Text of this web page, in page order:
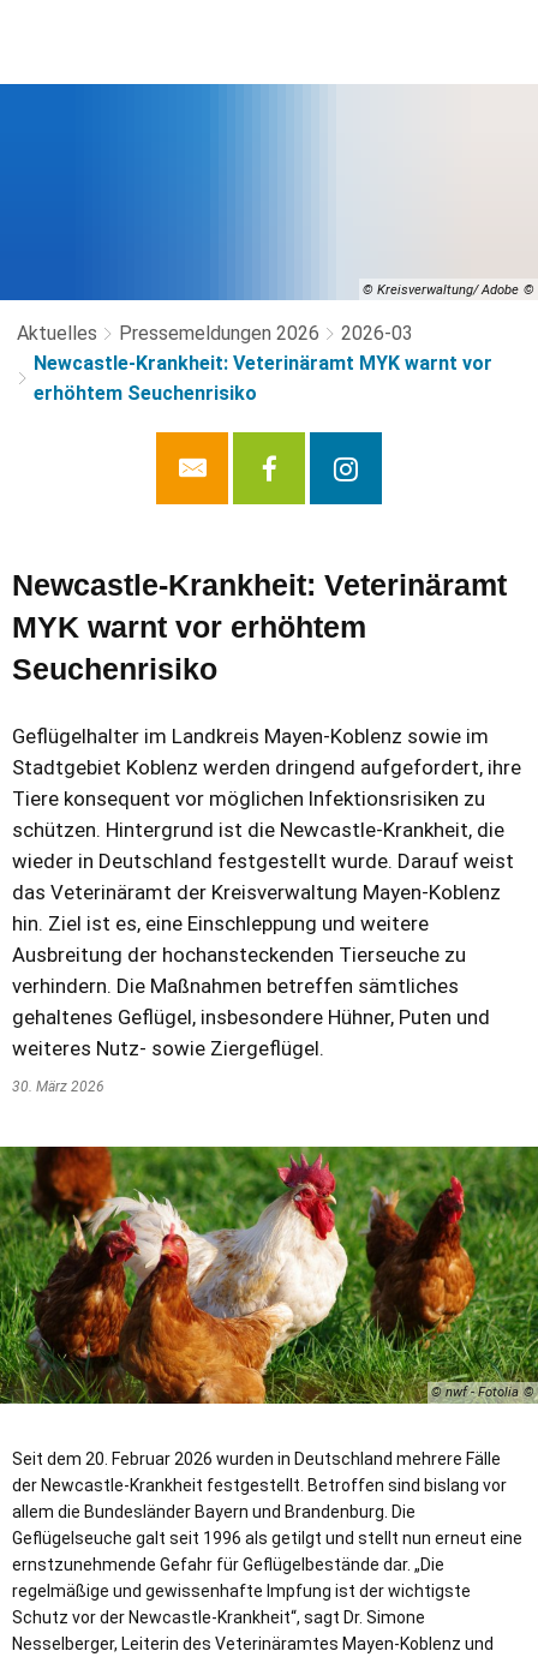
© Kreisverwaltung/ Adobe
Aktuelles Pressemeldungen 2026
2026-03
Newcastle-Krankheit: Veterinäramt MYK warnt vor
erhöhtem Seuchenrisiko
Newcastle-Krankheit: Veterinäramt
MYK warnt vor erhöhtem
Seuchenrisiko
Geflügelhalter im Landkreis Mayen-Koblenz sowie im
Stadtgebiet Koblenz werden dringend aufgefordert, ihre
Tiere konsequent vor möglichen Infektionsrisiken zu
schützen. Hintergrund ist die Newcastle-Krankheit, die
wieder in Deutschland festgestellt wurde. Darauf weist
das Veterinäramt der Kreisverwaltung Mayen-Koblenz
hin. Ziel ist es, eine Einschleppung und weitere
Ausbreitung der hochansteckenden Tierseuche zu
verhindern. Die Maßnahmen betreffen sämtliches
gehaltenes Geflügel, insbesondere Hühner, Puten und
weiteres Nutz- sowie Ziergeflügel.
30. März 2026
© nwf - Fotolia
Seit dem 20. Februar 2026 wurden in Deutschland mehrere Fälle
der Newcastle-Krankheit festgestellt. Betroffen sind bislang vor
allem die Bundesländer Bayern und Brandenburg. Die
Geflügelseuche galt seit 1996 als getilgt und stellt nun erneut eine
ernstzunehmende Gefahr für Geflügelbestände dar. „Die
regelmäßige und gewissenhafte Impfung ist der wichtigste
Schutz vor der Newcastle-Krankheit“, sagt Dr. Simone
Nesselberger, Leiterin des Veterinäramtes Mayen-Koblenz und